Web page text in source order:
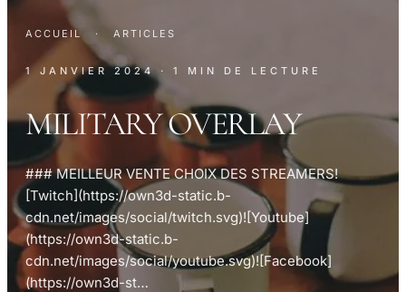
ACCUEIL · ARTICLES
1 JANVIER 2024 · 1 MIN DE LECTURE
MILITARY OVERLAY
### MEILLEUR VENTE CHOIX DES STREAMERS!
[Twitch](https://own3d-static.b-
cdn.net/images/social/twitch.svg)![Youtube]
(https://own3d-static.b-
cdn.net/images/social/youtube.svg)![Facebook]
(https://own3d-st…